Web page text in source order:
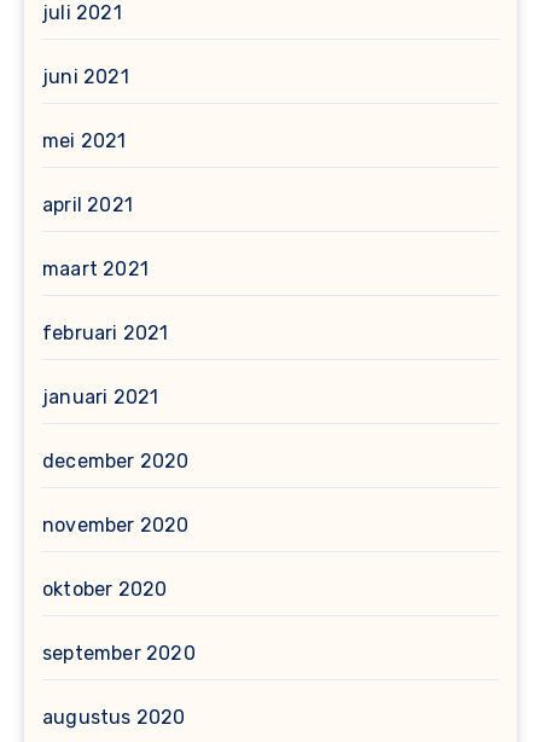
juli 2021
juni 2021
mei 2021
april 2021
maart 2021
februari 2021
januari 2021
december 2020
november 2020
oktober 2020
september 2020
augustus 2020